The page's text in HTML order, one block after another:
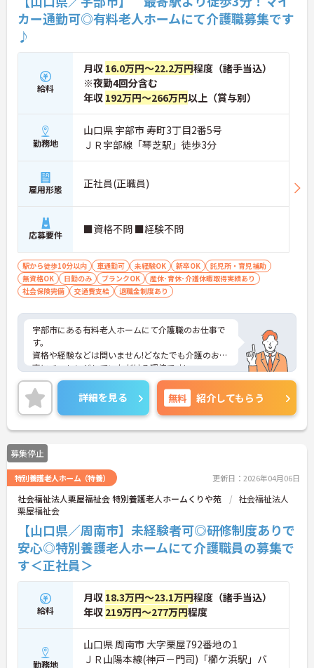
カー通勤可◎有料老人ホームにて介護職募集です
♪
給料
月収 16.0万円～22.2万円程度（諸手当込）
※夜勤4回分含む
年収 192万円～266万円以上（賞与別）
勤務地
山口県 宇部市 寿町3丁目2番5号
ＪＲ宇部線「琴芝駅」徒歩3分
雇用形態 正社員(正職員)
応募要件 ■資格不問 ■経験不問
駅から徒歩10分以内 車通勤可 未経験OK 新卒OK
託児所・育児補助
無資格OK
日勤のみ ブランクOK
産休･育休･介護休暇取得実績あり
社会保険完備
交通費支給 退職金制度あり
宇部市にある有料老人ホームにて介護職のお仕事で
す。
資格や経験などは問いません!どなたでも介護のお仕
事にチャレンジしていただける環境です!
育児休業の取得実績や利用可能な託児所など、福利
厚生も充実しているので、安心して長く働くことが
出来る環境が整っていますよ♪
ご興味がある方は是非一度マイナビまでお問い合わ
せください。さらに詳細などお伝えします！
詳細を見る 無料 紹介してもらう
募集停止
特別養護老人ホーム（特養） 更新日：2026年04月06日
社会福祉法人栗屋福祉会 特別養護老人ホームくりや苑
社会福祉法人
栗屋福祉会
【山口県／周南市】未経験者可◎研修制度ありで
安心◎特別養護老人ホームにて介護職員の募集で
す＜正社員＞
給料
月収 18.3万円～23.1万円程度（諸手当込）
年収 219万円～277万円程度
勤務地
山口県 周南市 大字栗屋792番地の1
ＪＲ山陽本線(神戸－門司)「櫛ケ浜駅」バ